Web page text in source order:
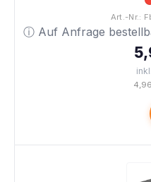
Art.-Nr.:
ⓘ Auf Anfrage